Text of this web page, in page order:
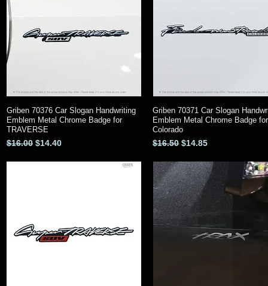
クイックビュー
Griben 70376 Car Slogan Handwriting
Emblem Metal Chrome Badge for
TRAVERSE
通常価格
$16.00 セール価格
$14.40
クイックビュー
Griben 70371 Car Slogan
Emblem Metal Chrome Badge for
Colorado
通常価格
$16.50 セール価格
$14.85